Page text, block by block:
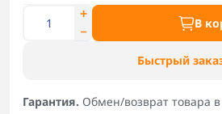
В
Быстрый
Гарантия. Обмен/возврат товара